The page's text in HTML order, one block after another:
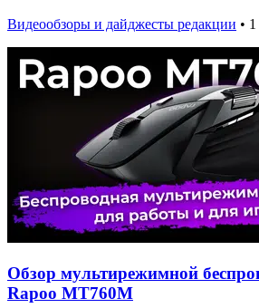
Видеообзоры и дайджесты редакции •
Обзор мультирежимной
Rapoo MT760M